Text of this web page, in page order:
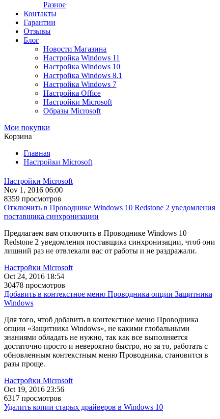
Разное
Контакты
Гарантии
Отзывы
Блог
Новости Магазина
Настройка Windows 11
Настройка Windows 10
Настройка Windows 8.1
Настройка Windows 7
Настройка Office
Настройки Microsoft
Образы Microsoft
Мои покупки
Корзина
Главная
Настройки Microsoft
Настройки Microsoft
Nov 1, 2016 06:00
8359 просмотров
Отключить в Проводнике Windows 10 Redstone 2 уведомления
поставщика синхронизации
Предлагаем вам отключить в Проводнике Windows 10
Redstone 2 уведомления поставщика синхронизации, чтоб они
лишний раз не отвлекали вас от работы и не раздражали.
Настройки Microsoft
Oct 24, 2016 18:54
30478 просмотров
Добавить в контекстное меню Проводника опции Защитника
Windows
Для того, чтоб добавить в контекстное меню Проводника
опции «Защитника Windows», не какими глобальными
знаниями обладать не нужно, так как все выполняется
достаточно просто и невероятно быстро, но за то, работать с
обновленным контекстным меню Проводника, становится в
разы проще.
Настройки Microsoft
Oct 19, 2016 23:56
6317 просмотров
Удалить копии старых драйверов в Windows 10